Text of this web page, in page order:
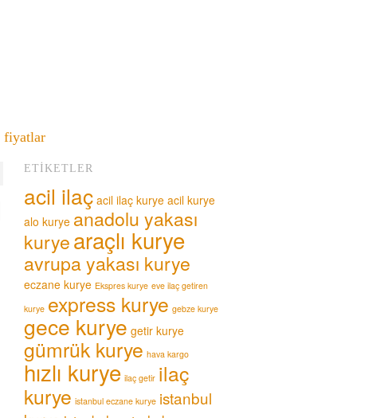
fiyatlar
ETIKETLER
acil ilaç acil ilaç kurye acil kurye
alo kurye anadolu yakası
kuryearaçlı kurye
avrupa yakası kurye
eczane kurye Ekspres kurye eve ilaç getiren
kurye express kurye gebze kurye
gece kurye getir kurye
gümrük kurye hava kargo
hızlı kurye ilaç getir ilaç
kurye istanbul eczane kurye istanbul